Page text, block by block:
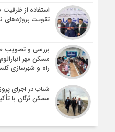
استفاده از
تقویت
بررسی و تصویب
مسکن مهر
راه و شهرسازی
مسکن گرگان با